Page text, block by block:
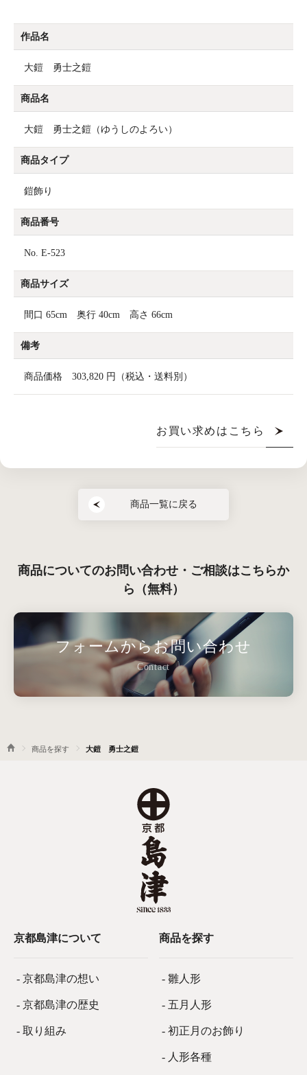
作品名
大鎧 勇士之鎧
商品名
大鎧 勇士之鎧（ゆうしのよろい）
商品タイプ
鎧飾り
商品番号
No. E-523
商品サイズ
間口 65cm 奥行 40cm 高さ 66cm
備考
商品価格 303,820 円（税込・送料別）
お買い求めはこちら
商品一覧に戻る
商品についてのお問い合わせ・ご相談はこちらか
ら（無料）
フォームからお問い合わせ
Contact
商品を探す 大鎧 勇士之鎧
京都島津について
- 京都島津の想い
- 京都島津の歴史
- 取り組み
商品を探す
- 雛人形
- 五月人形
- 初正月のお飾り
- 人形各種